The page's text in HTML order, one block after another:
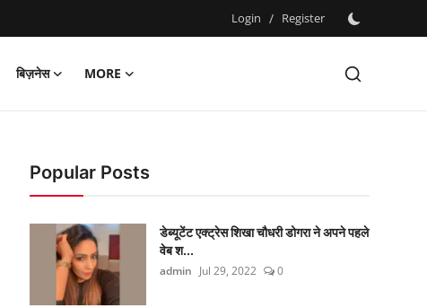
Login / Register
बिज़नेस
MORE
Popular Posts
डेब्यूटेंट एक्ट्रेस शिखा चौधरी डोगरा ने अपने पहले
वेब श...
admin Jul 29, 2022 0